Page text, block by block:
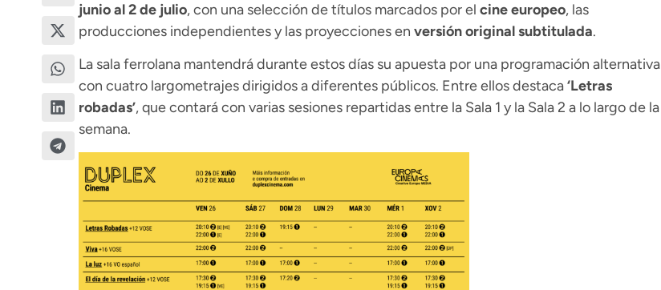
junio al 2 de julio, con una selección de títulos marcados por el cine europeo, las
producciones independientes y las proyecciones en versión original subtitulada.
La sala ferrolana mantendrá durante estos días su apuesta por una programación alternativa
con cuatro largometrajes dirigidos a diferentes públicos. Entre ellos destaca‘Letras
robadas’, que contará con varias sesiones repartidas entre la Sala 1 y la Sala 2 a lo largo de la
semana.